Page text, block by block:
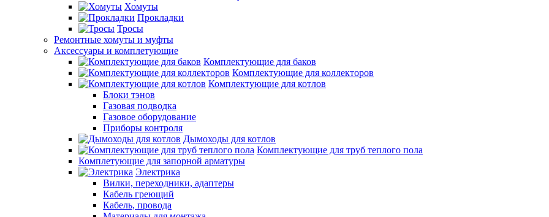
Хомуты
Прокладки
Тросы
Ремонтные хомуты и муфты
Аксессуары и комплетующие
Комплектующие для баков
Комплектующие для коллекторов
Комплектующие для котлов
Блоки тэнов
Газовая подводка
Газовое оборудование
Приборы контроля
Дымоходы для котлов
Комплектующие для труб теплого пола
Комплетующие для запорной арматуры
Электрика
Вилки, переходники, адаптеры
Кабель греющий
Кабель, провода